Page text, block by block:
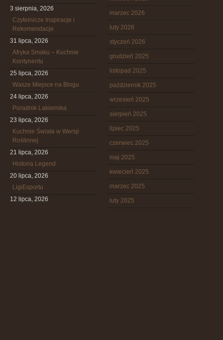
3 sierpnia, 2026
Czytelnicze Inspiracje i
Rekomendacje
31 lipca, 2026
Afryka Smaku – Kuchnie
Kontynentu
25 lipca, 2026
Wasze Miejsce na Blogu
24 lipca, 2026
Poradnik Lakiernika
23 lipca, 2026
Kuchnie Świata w Wersji
Roślinnej
21 lipca, 2026
Historia Legend
20 lipca, 2026
LigiEsportu
12 lipca, 2026
marzec 2026
luty 2026
styczeń 2026
grudzień 2025
listopad 2025
październik 2025
wrzesień 2025
sierpień 2025
lipiec 2025
czerwiec 2025
maj 2025
kwiecień 2025
marzec 2025
luty 2025